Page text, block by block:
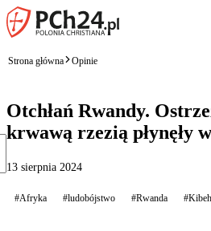
Strona główna Opinie
Otchłań Rwandy.
krwawą rzezią płynęły
13 sierpnia 2024
#Afryka #ludobójstwo #Rwanda